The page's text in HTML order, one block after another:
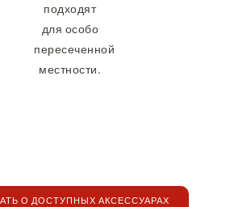
подходят
для особо
пересеченной
местности.
О ДОСТУПНЫХ АКСЕССУАРАХ